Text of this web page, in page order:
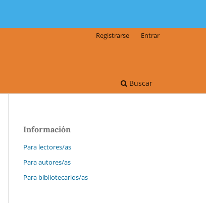
Buscar
Registrarse Entrar
Información
Para lectores/as
Para autores/as
Para bibliotecarios/as